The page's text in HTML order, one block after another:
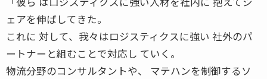
ェアを伸ばしてきた。
これに 対して、我々はロジスティクスに強い 社外のパ
ートナーと組むことで対応し ていく。
物流分野のコンサルタントや、 マテハンを制御するソ